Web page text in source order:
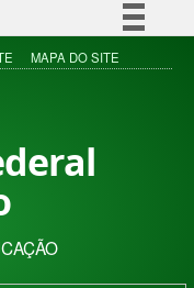
Simplifique!
à informação
MAPA DO SITE